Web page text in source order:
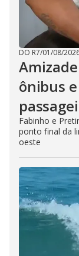
DO R7/01/08/
ônibus
Fabinho e
ponto final da
oeste